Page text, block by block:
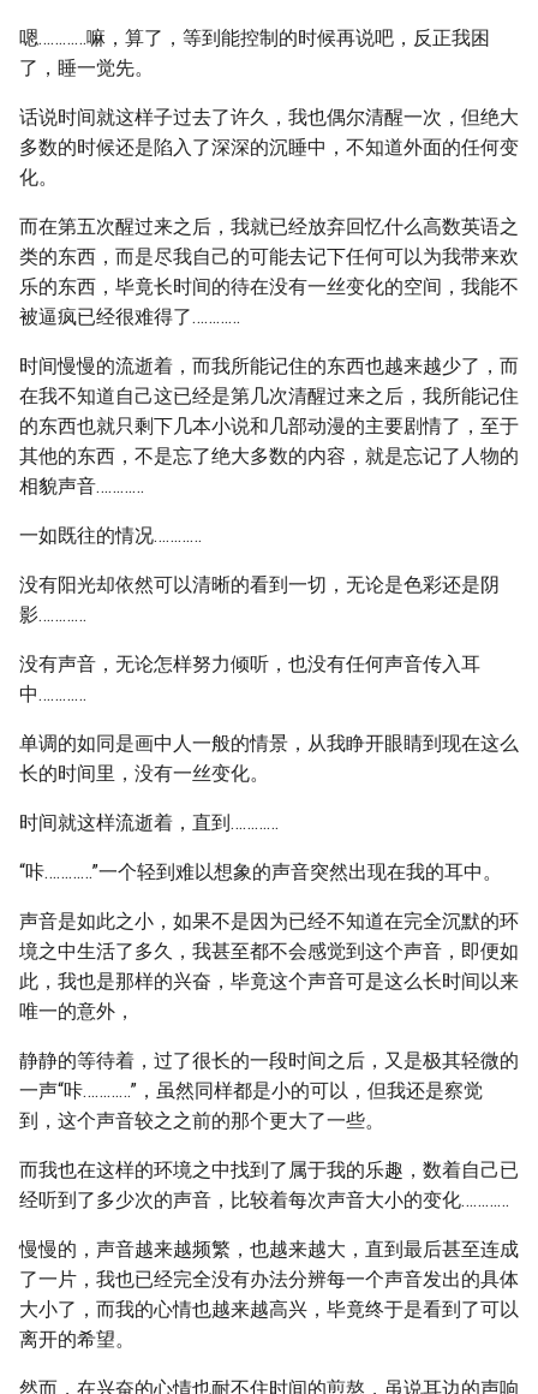
嗯…………嘛，算了，等到能控制的时候再说吧，反正我困
了，睡一觉先。
话说时间就这样子过去了许久，我也偶尔清醒一次，但绝大
多数的时候还是陷入了深深的沉睡中，不知道外面的任何变
化。
而在第五次醒过来之后，我就已经放弃回忆什么高数英语之
类的东西，而是尽我自己的可能去记下任何可以为我带来欢
乐的东西，毕竟长时间的待在没有一丝变化的空间，我能不
被逼疯已经很难得了…………
时间慢慢的流逝着，而我所能记住的东西也越来越少了，而
在我不知道自己这已经是第几次清醒过来之后，我所能记住
的东西也就只剩下几本小说和几部动漫的主要剧情了，至于
其他的东西，不是忘了绝大多数的内容，就是忘记了人物的
相貌声音…………
一如既往的情况…………
没有阳光却依然可以清晰的看到一切，无论是色彩还是阴
影…………
没有声音，无论怎样努力倾听，也没有任何声音传入耳
中…………
单调的如同是画中人一般的情景，从我睁开眼睛到现在这么
长的时间里，没有一丝变化。
时间就这样流逝着，直到…………
“咔…………”一个轻到难以想象的声音突然出现在我的耳中。
声音是如此之小，如果不是因为已经不知道在完全沉默的环
境之中生活了多久，我甚至都不会感觉到这个声音，即便如
此，我也是那样的兴奋，毕竟这个声音可是这么长时间以来
唯一的意外，
静静的等待着，过了很长的一段时间之后，又是极其轻微的
一声“咔…………”，虽然同样都是小的可以，但我还是察觉
到，这个声音较之之前的那个更大了一些。
而我也在这样的环境之中找到了属于我的乐趣，数着自己已
经听到了多少次的声音，比较着每次声音大小的变化…………
慢慢的，声音越来越频繁，也越来越大，直到最后甚至连成
了一片，我也已经完全没有办法分辨每一个声音发出的具体
大小了，而我的心情也越来越高兴，毕竟终于是看到了可以
离开的希望。
然而，在兴奋的心情也耐不住时间的煎熬，虽说耳边的声响